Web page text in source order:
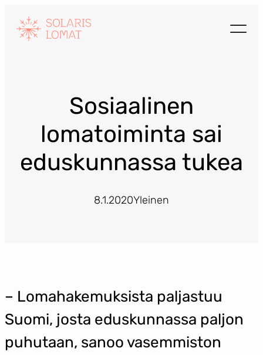
sisältöön
Sosiaalinen
lomatoiminta sai
eduskunnassa tukea
8.1.2020Yleinen
– Lomahakemuksista paljastuu
Suomi, josta eduskunnassa paljon
puhutaan, sanoo vasemmiston